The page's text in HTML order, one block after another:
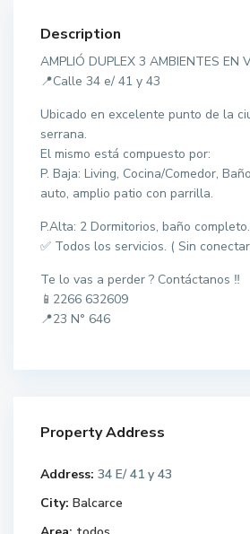
Description
AMPLIÓ DUPLEX 3 AMBIENTES EN
📍Calle 34 e/ 41 y 43
Ubicado en excelente punto de la
serrana.
El mismo está compuesto por:
P. Baja: Living, Cocina/Comedor,
auto, amplio patio con parrilla.
P.Alta: 2 Dormitorios, baño completo.
✅ Todos los servicios. ( Sin
Te lo vas a perder ? Contáctanos ‼️
📱2266 632609
📍23 N° 646
Property Address
Address: 34 E/ 41 y 43
City: Balcarce